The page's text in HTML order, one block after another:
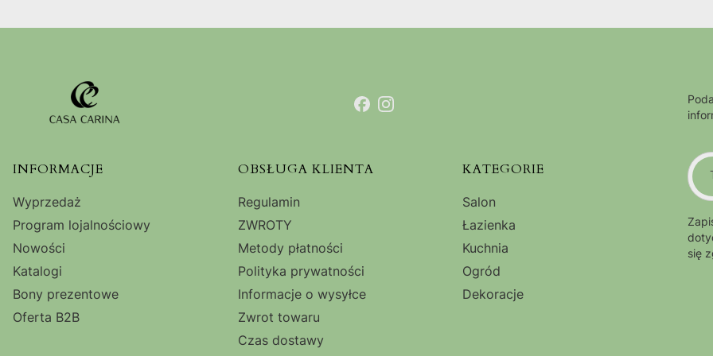
Linki w stopce
INFORMACJE
Wyprzedaż
Program lojalnościowy
Nowości
Katalogi
Bony prezentowe
Oferta B2B
OBSŁUGA KLIENTA
Regulamin
ZWROTY
Metody płatności
Polityka prywatności
Informacje o wysyłce
Zwrot towaru
Czas dostawy
KATEGORIE
Salon
Łazienka
Kuchnia
Ogród
Dekoracje
się